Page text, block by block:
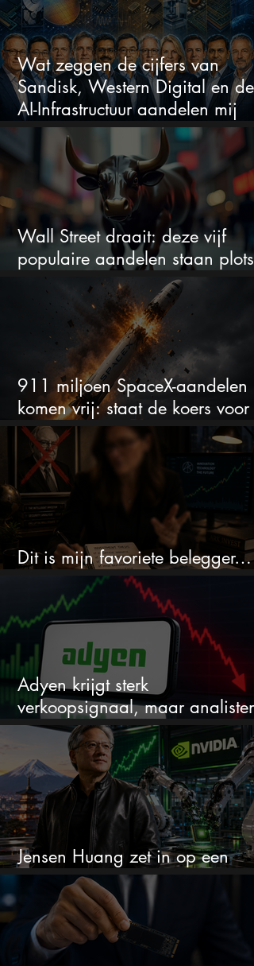
Wat zeggen de cijfers van
Sandisk, Western Digital en de
AI-Infrastructuur aandelen mij
werkelijk
Wall Street draait: deze vijf
populaire aandelen staan plots
onder spanning
911 miljoen SpaceX-aandelen
komen vrij: staat de koers voor
een nieuwe crash?
Dit is mijn favoriete belegger…
en het is niet Warren Buffett
Adyen krijgt sterk
verkoopsignaal, maar analisten
zien juist een koopkans
Jensen Huang zet in op een
aandeel dat bijna niemand kent